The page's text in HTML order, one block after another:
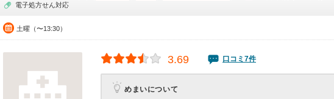
電子処方せん対応
土曜（〜13:30）
3.69 口コミ7件
めまいについて